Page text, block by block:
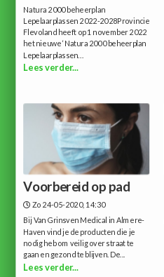
Natura 2000 beheerplan
Lepelaarplassen 2022-2028Provincie
Flevoland heeft op 1 november 2022
het nieuwe ‘Natura 2000 beheerplan
Lepelaarplassen...
Lees verder...
Voorbereid op pad
Zo 24-05-2020, 14:30
Bij Van Grinsven Medical in Almere-
Haven vind je de producten die je
nodig heb om veilig over straat te
gaan en gezond te blijven. De...
Lees verder...